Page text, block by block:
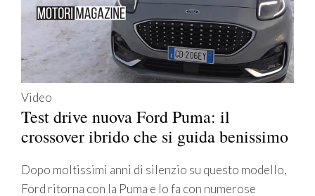
Video
Test drive nuova Ford Puma: il
crossover ibrido che si guida benissimo
Dopo moltissimi anni di silenzio su questo modello,
Ford ritorna con la Puma e lo fa con numerose